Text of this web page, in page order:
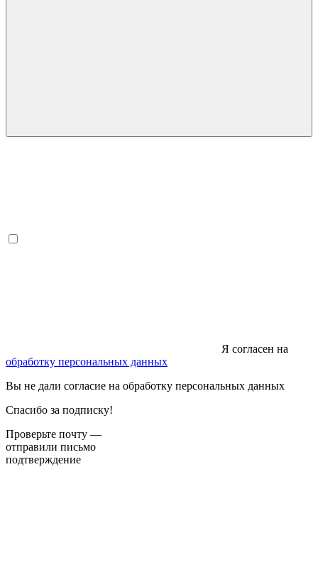
Я согласен на
обработку персональных данных
Вы не дали согласие на обработку персональных данных
Спасибо за подписку!
Проверьте почту —
отправили письмо
подтверждение